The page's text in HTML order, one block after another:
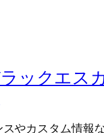
ックエス
スやカスタム情報